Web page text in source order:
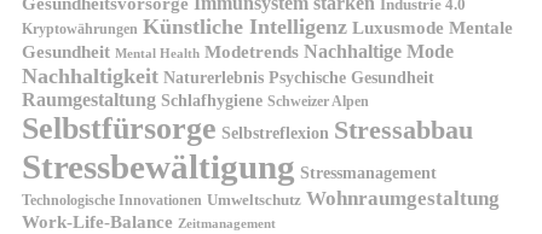
Industrie 4.0
Kryptowährungen Künstliche Intelligenz Luxusmode Mentale
Gesundheit Mental Health Modetrends Nachhaltige Mode
Nachhaltigkeit Naturerlebnis Psychische Gesundheit
Raumgestaltung Schlafhygiene Schweizer Alpen
Selbstfürsorge Selbstreflexion Stressabbau
Stressbewältigung Stressmanagement
Technologische Innovationen Umweltschutz Wohnraumgestaltung
Work-Life-Balance Zeitmanagement